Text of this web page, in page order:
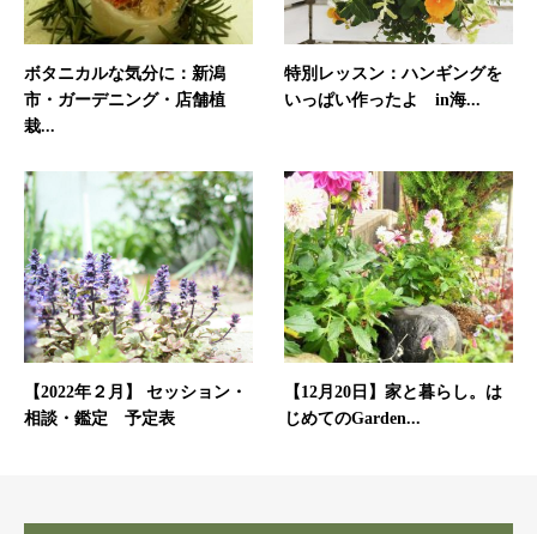
ボタニカルな気分に：新潟
市・ガーデニング・店舗植
栽...
特別レッスン：ハンギングを
いっぱい作ったよ in海...
【2022年２月】 セッション・
相談・鑑定 予定表
【12月20日】家と暮らし。は
じめてのGarden...